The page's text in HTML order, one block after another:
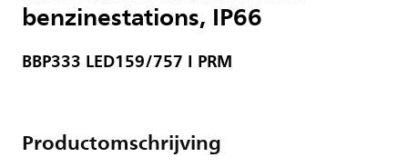
benzinestations, IP66
BBP333 LED159/757 I PRM
Productomschrijving